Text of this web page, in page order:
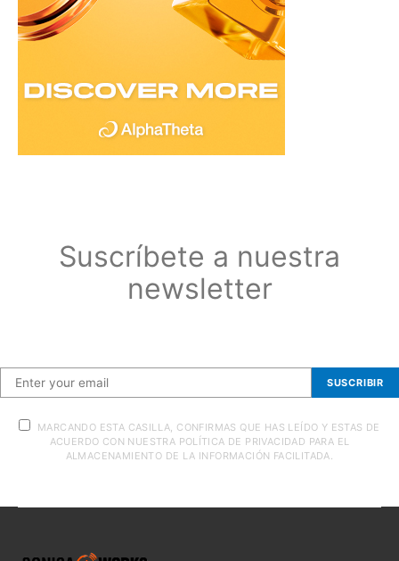
Suscríbete a nuestra
newsletter
SUSCRIBIR
MARCANDO ESTA CASILLA, CONFIRMAS QUE HAS LEÍDO Y ESTAS DE
ACUERDO CON NUESTRA POLÍTICA DE PRIVACIDAD PARA EL
ALMACENAMIENTO DE LA INFORMACIÓN FACILITADA.